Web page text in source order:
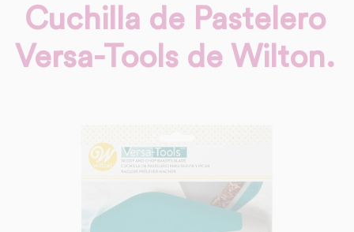
Cuchilla de Pastelero
Versa-Tools de Wilton.